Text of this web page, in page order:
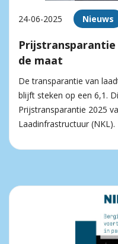
24-06-2025 Nieuws
de maat
De transparantie van
blijft steken op een 6,1.
Prijstransparantie 2025
Laadinfrastructuur (NKL).